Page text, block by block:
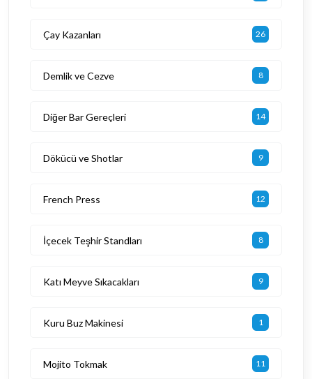
Çay Kazanları 26
Demlik ve Cezve 8
Diğer Bar Gereçleri 14
Dökücü ve Shotlar 9
French Press 12
İçecek Teşhir Standları 8
Katı Meyve Sıkacakları 9
Kuru Buz Makinesi 1
Mojito Tokmak 11